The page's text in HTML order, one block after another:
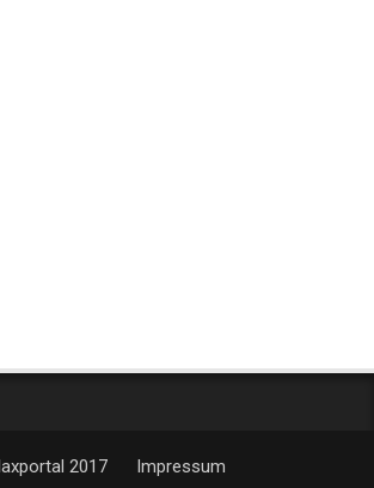
2017 Impressum